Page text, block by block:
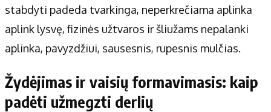
stabdyti padeda tvarkinga, neperkrečiama aplinka
aplink lysvę, fizinės užtvaros ir šliužams nepalanki
aplinka, pavyzdžiui, sausesnis, rupesnis mulčias.
Žydėjimas ir vaisių formavimasis: kaip
padėti užmegzti derlių